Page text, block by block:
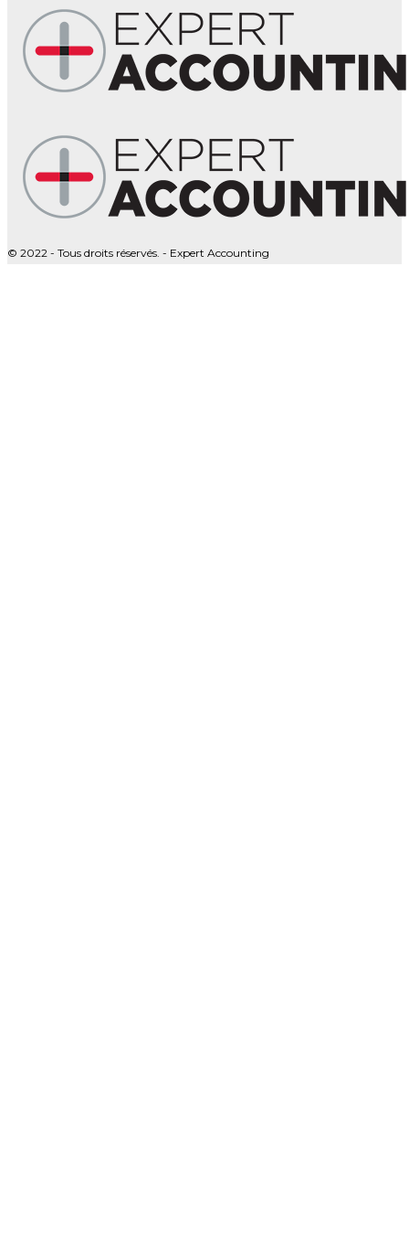
© 2022 - Tous droits réservés. - Expert Accounting